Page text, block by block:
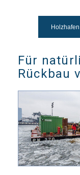
Holzhafen
Für
Rückbau